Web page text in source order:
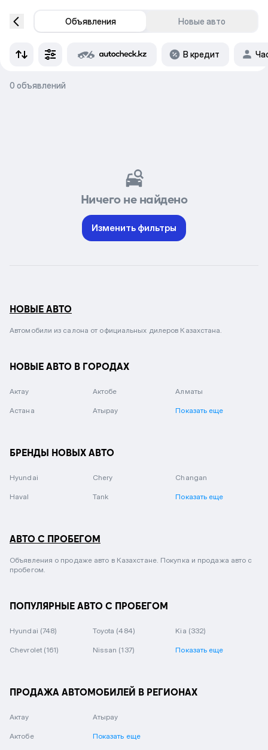
Объявления Новые авто
В кредит
0 объявлений
Ничего не найдено
Изменить фильтры
НОВЫЕ АВТО
Автомобили из салона от официальных дилеров Казахстана.
НОВЫЕ АВТО В ГОРОДАХ
Актау Актобе Алматы
Астана Атырау Показать еще
БРЕНДЫ НОВЫХ АВТО
Hyundai Chery Changan
Haval Tank Показать еще
АВТО С ПРОБЕГОМ
Объявления о продаже авто в Казахстане. Покупка и продажа авто с
пробегом.
ПОПУЛЯРНЫЕ АВТО С ПРОБЕГОМ
Hyundai (748) Toyota (484) Kia (332)
Chevrolet (161) Nissan (137) Показать еще
ПРОДАЖА АВТОМОБИЛЕЙ В РЕГИОНАХ
Актау
Актобе
Атырау
Показать еще